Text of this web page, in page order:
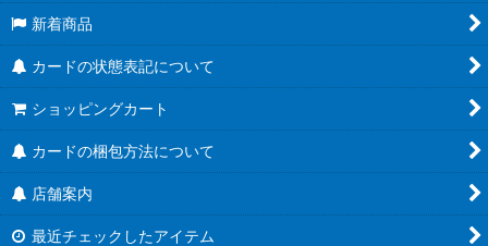
新着商品
カードの状態表記について
ショッピングカート
カードの梱包方法について
店舗案内
最近チェックしたアイテム